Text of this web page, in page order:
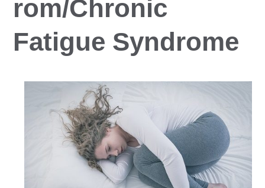
rom/Chronic
Fatigue Syndrome